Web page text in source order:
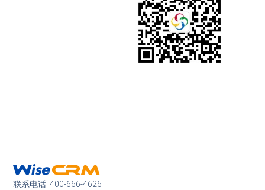
联系电话 :400-666-4626